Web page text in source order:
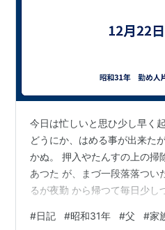
今日は忙しいと思ひ少し早く
どうにか、はめる事が出来た
かぬ。 押入やたんすの上の掃
あつた が、まづ一段落落つい
るが夜勤 から帰つて毎日少し
行つて ほこりを洗い、 "ゆづ
#日記 #昭和31年 #父 #家